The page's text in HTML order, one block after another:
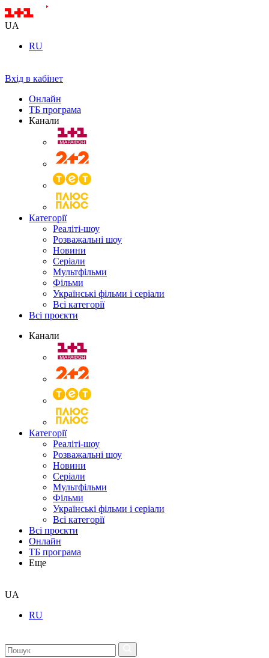
UA
RU
Вхід в кабінет
Онлайн
ТБ програма
Канали
Категорії
Реаліті-шоу
Розважальні шоу
Новини
Серіали
Мультфільми
Фільми
Українські фільми і серіали
Всі категорії
Всі проєкти
Канали
Категорії
Реаліті-шоу
Розважальні шоу
Новини
Серіали
Мультфільми
Фільми
Українські фільми і серіали
Всі категорії
Всі проєкти
Онлайн
ТБ програма
Еще
UA
RU